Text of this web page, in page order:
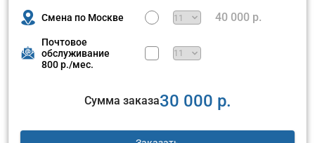
Смена по Москве 40 000 р.
Почтовое
обслуживание
800 р./мес.
Сумма заказа30 000 р.